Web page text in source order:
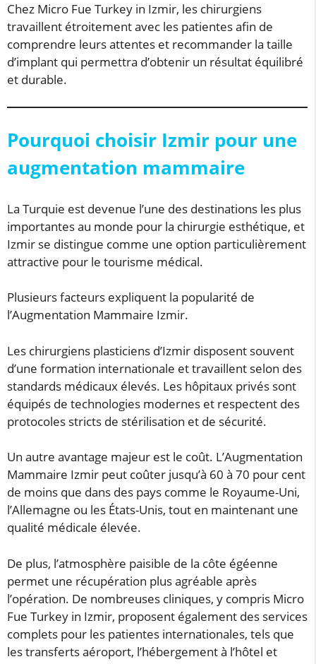
Chez Micro Fue Turkey in Izmir, les chirurgiens
travaillent étroitement avec les patientes afin de
comprendre leurs attentes et recommander la taille
d’implant qui permettra d’obtenir un résultat équilibré
et durable.
Pourquoi choisir Izmir pour une
augmentation mammaire
La Turquie est devenue l’une des destinations les plus
importantes au monde pour la chirurgie esthétique, et
Izmir se distingue comme une option particulièrement
attractive pour le tourisme médical.
Plusieurs facteurs expliquent la popularité de
l’Augmentation Mammaire Izmir.
Les chirurgiens plasticiens d’Izmir disposent souvent
d’une formation internationale et travaillent selon des
standards médicaux élevés. Les hôpitaux privés sont
équipés de technologies modernes et respectent des
protocoles stricts de stérilisation et de sécurité.
Un autre avantage majeur est le coût. L’Augmentation
Mammaire Izmir peut coûter jusqu’à 60 à 70 pour cent
de moins que dans des pays comme le Royaume-Uni,
l’Allemagne ou les États-Unis, tout en maintenant une
qualité médicale élevée.
De plus, l’atmosphère paisible de la côte égéenne
permet une récupération plus agréable après
l’opération. De nombreuses cliniques, y compris Micro
Fue Turkey in Izmir, proposent également des services
complets pour les patientes internationales, tels que
les transferts aéroport, l’hébergement à l’hôtel et